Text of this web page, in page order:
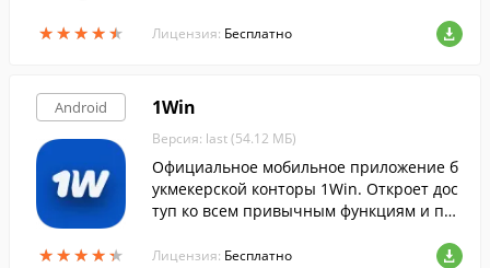
★★★★★
★★★★★ Лицензия: Бесплатно
Android
★★★★★
★★★★★
1Win
Версия: last (54.12 МБ)
Официальное мобильное приложение б
укмекерской конторы 1Win. Откроет дос
туп ко всем привычным функциям и поз
и помощи вашего смартфона.
Лицензия: Бесплатно